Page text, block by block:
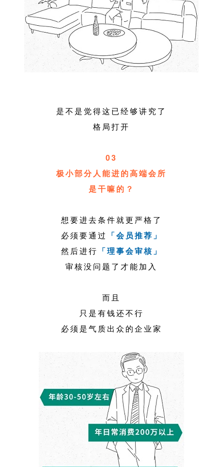
是不是觉得这已经够讲究了
格局打开
03
极小部分人能进的高端会所
是干嘛的？
想要进去条件就更严格了
必须要通过 「会员推荐」
然后进行 「理事会审核」
审核没问题了才能加入
而且
只是有钱还不行
必须是气质出众的企业家